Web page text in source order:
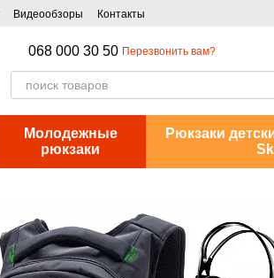
Видеообзоры Контакты
068 000 30 50 Перезвонить вам?
Молодежные
рюкзаки
Рюкзаки